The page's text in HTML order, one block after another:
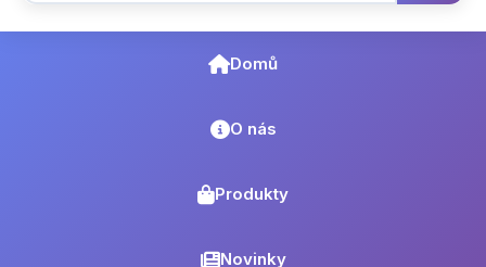
Domů
O nás
Produkty
Novinky